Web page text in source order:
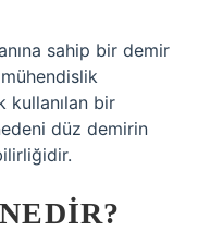
sahip bir demir
kullanılan bir
düz demirin